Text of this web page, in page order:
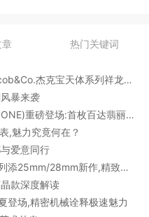
章 热门关键词
腕间藏星河，龙啸动乾坤——Jacob&Co.杰克宝天体系列祥龙款艺术腕表解析
暴来袭
富艺斯钟表十周年拍卖(DECADE ONE)重磅登场:首枚百达翡丽1518精钢腕表领衔呈献
,魅力究竟何在？
爱意同行
小尺寸也有大魅力,欧米茄星座系列添25mm/28mm新作,精致感拉满
款深度解读​
登场,精密机械诠释极速魅力